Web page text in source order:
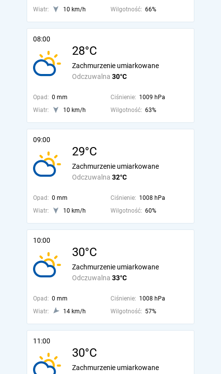
Wiatr: 10 km/h Wilgotność: 66%
08:00
28°C
Odczuwalna 30°C
Zachmurzenie umiarkowane
Opad: 0 mm Ciśnienie: 1009 hPa
Wiatr:
10 km/h Wilgotność: 63%
09:00
29°C
Odczuwalna 32°C
Zachmurzenie umiarkowane
Opad: 0 mm Ciśnienie: 1008 hPa
Wiatr:
10 km/h Wilgotność: 60%
10:00
30°C
Odczuwalna 33°C
Zachmurzenie umiarkowane
Opad: 0 mm Ciśnienie: 1008 hPa
Wiatr:
14 km/h Wilgotność: 57%
11:00
30°C
Zachmurzenie umiarkowane